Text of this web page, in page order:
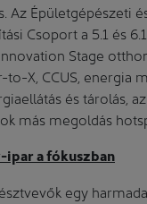
Az Épületgépészeti
Csoport a 5.1 és
Stage
X, CCUS, energia
és tárolás,
más megoldás
a fókuszban
egy